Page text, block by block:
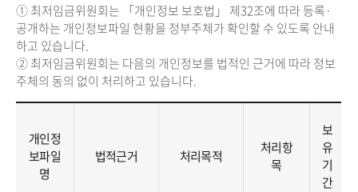
① 최저임금위원회는 「개인정보 보호법」 제32조에 따라 등록·
공개하는 개인정보파일 현황을 정부주체가 확인할 수 있도록 안내
하고 있습니다.
② 최저임금위원회는 다음의 개인정보를 법적인 근거에 따라 정보
주체의 동의 없이 처리하고 있습니다.
개인정
보파일
명
법적근거 처리목적
처리항
목
보
유
기
간